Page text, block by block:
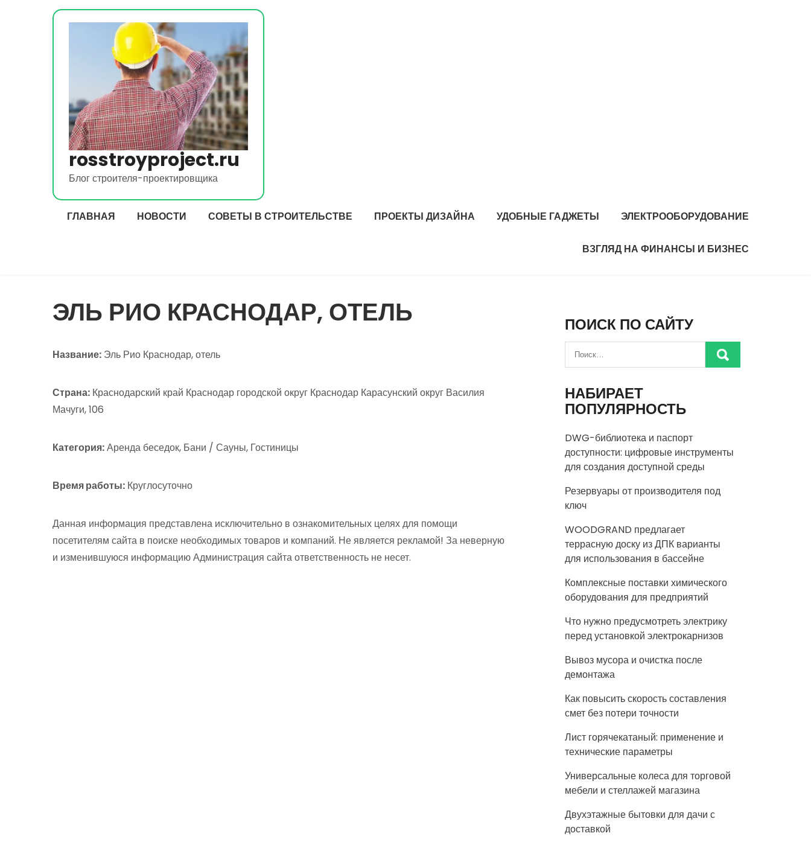
rosstroyproject.ru
Блог строителя-проектировщика
ГЛАВНАЯ НОВОСТИ СОВЕТЫ В СТРОИТЕЛЬСТВЕ ПРОЕКТЫ ДИЗАЙНА УДОБНЫЕ ГАДЖЕТЫ ЭЛЕКТРООБОРУДОВАНИЕ
ВЗГЛЯД НА ФИНАНСЫ И БИЗНЕС
ЭЛЬ РИО КРАСНОДАР, ОТЕЛЬ
Название: Эль Рио Краснодар, отель
Страна: Краснодарский край Краснодар городской округ Краснодар Карасунский округ Василия
Мачуги, 106
Категория:Аренда беседок, Бани / Сауны, Гостиницы
Время работы: Круглосуточно
Данная информация представлена исключительно в ознакомительных целях для помощи
посетителям сайта в поиске необходимых товаров и компаний. Не является рекламой! За неверную
и изменившуюся информацию Администрация сайта ответственность не несет.
ПОИСК ПО САЙТУ
НАБИРАЕТ
ПОПУЛЯРНОСТЬ
DWG-библиотека и паспорт
доступности: цифровые инструменты
для создания доступной среды
Резервуары от производителя под
ключ
WOODGRAND предлагает
террасную доску из ДПК варианты
для использования в бассейне
Комплексные поставки химического
оборудования для предприятий
Что нужно предусмотреть электрику
перед установкой электрокарнизов
Вывоз мусора и очистка после
демонтажа
Как повысить скорость составления
смет без потери точности
Лист горячекатаный: применение и
технические параметры
Универсальные колеса для торговой
мебели и стеллажей магазина
Двухэтажные бытовки для дачи с
доставкой